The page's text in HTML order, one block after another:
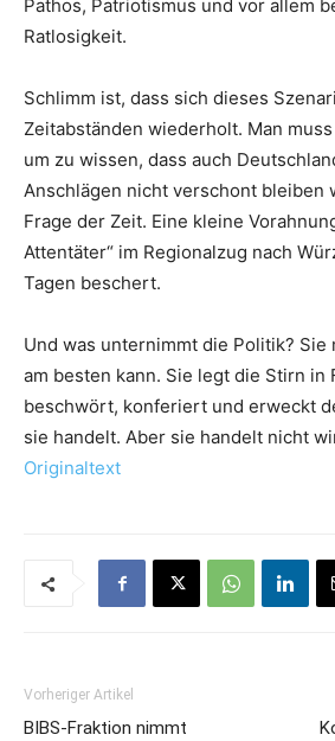
Pathos, Patriotismus und vor allem
Ratlosigkeit.
Schlimm ist, dass sich dieses
Zeitabständen wiederholt. Man
um zu wissen, dass auch
Anschlägen nicht verschont bleiben
Frage der Zeit. Eine kleine
Attentäter“ im Regionalzug nach
Tagen beschert.
Und was unternimmt die Politik? Sie
am besten kann. Sie legt die Stirn in
beschwört, konferiert und erweckt
sie handelt. Aber sie handelt nicht
Originaltext
Vorheriger Artikel
BIBS-Fraktion nimmt